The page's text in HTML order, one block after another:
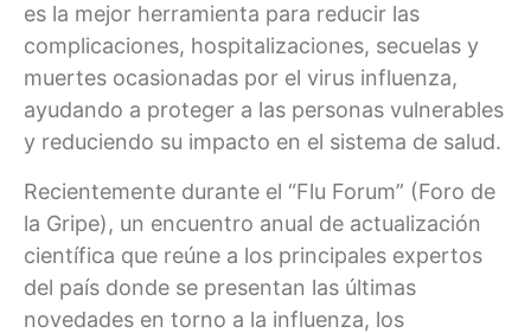
es la mejor herramienta para reducir las
complicaciones, hospitalizaciones, secuelas y
muertes ocasionadas por el virus influenza,
ayudando a proteger a las personas vulnerables
y reduciendo su impacto en el sistema de salud.
Recientemente durante el “Flu Forum” (Foro de
la Gripe), un encuentro anual de actualización
científica que reúne a los principales expertos
del país donde se presentan las últimas
novedades en torno a la influenza, los